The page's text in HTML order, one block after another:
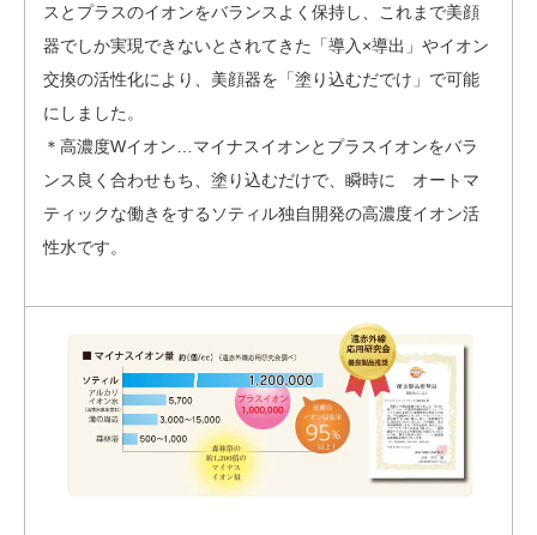
スとプラスのイオンをバランスよく保持し、これまで美顔
器でしか実現できないとされてきた「導入×導出」やイオン
交換の活性化により、美顔器を「塗り込むだでけ」で可能
にしました。
＊高濃度Wイオン…マイナスイオンとプラスイオンをバラ
ンス良く合わせもち、塗り込むだけで、瞬時に オートマ
ティックな働きをするソティル独自開発の高濃度イオン活
性水です。